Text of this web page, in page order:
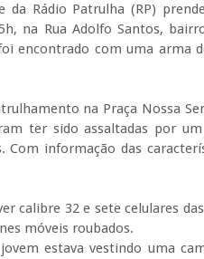
da Rádio Patrulha (RP)
na Rua Adolfo Santos,
encontrado com uma arma
na Praça Nossa
ter sido assaltadas por
Com informação das
calibre 32 e sete celulares
móveis roubados.
estava vestindo uma